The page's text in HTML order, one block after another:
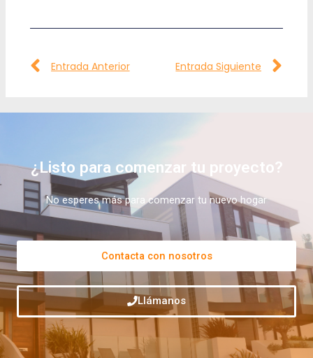
Ant
Entrada Anterior Entrada Siguiente
¿Listo para comenzar tu proyecto?
No esperes más para comenzar tu nuevo hogar
Contacta con nosotros
Llámanos